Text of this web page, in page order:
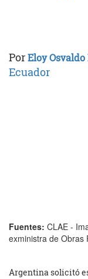
PorEloy Osvaldo
Ecuador
Fuentes: CLAE -
exministra de Obras
Argentina solicitó